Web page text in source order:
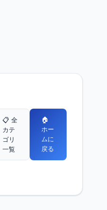
📋 全
カテ
ゴリ
一覧
🏠
ホー
ムに
戻る